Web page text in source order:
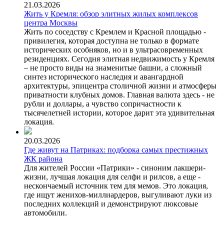
21.03.2026
Жить у Кремля: обзор элитных жилых комплексов
центра Москвы
Жить по соседству с Кремлем и Красной площадью -
привилегия, которая доступна не только в формате
исторических особняков, но и в ультрасовременных
резиденциях. Сегодня элитная недвижимость у Кремля
– не просто виды на знаменитые башни, а сложный
синтез исторического наследия и авангардной
архитектуры, эпицентра столичной жизни и атмосферы
приватности клубных домов. Главная валюта здесь - не
рубли и доллары, а чувство сопричастности к
тысячелетней истории, которое дарит эта удивительная
локация.
20.03.2026
Где живут на Патриках: подборка самых престижных
ЖК района
Для жителей России «Патрики» - синоним лакшери-
жизни, лучшая локация для селфи и рилсов, а еще -
нескончаемый источник тем для мемов. Это локация,
где ищут женихов-миллиардеров, выгуливают луки из
последних коллекций и демонстрируют люксовые
автомобили.